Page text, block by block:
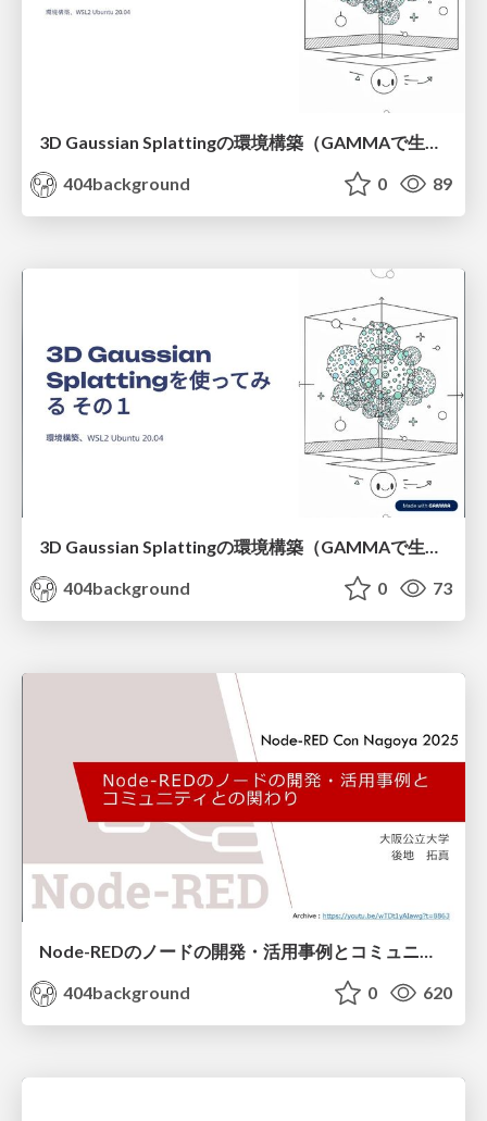
404background
0 89
3D Gaussian Splattingの環境構築（GAMMAで生成 調整後）
404background
0 73
Node-REDのノードの開発・活用事例とコミュニティとの関わり(Node-RED Con Nagoya 2025)
404background
0 620